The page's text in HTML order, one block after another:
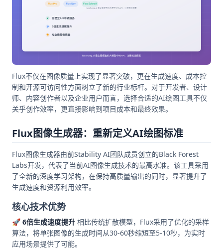
Flux不仅在图像质量上实现了显著突破，更在生成速度、成本控
制和开源可访问性方面树立了新的行业标杆。对于开发者、设计
师、内容创作者以及企业用户而言，选择合适的AI绘图工具不仅
关乎创作效率，更直接影响到项目成本和最终效果。
Flux图像生成器：重新定义AI绘图标准
Flux图像生成器由前Stability AI团队成员创立的Black Forest
Labs开发，代表了当前AI图像生成技术的最高水准。该工具采用
了全新的深度学习架构，在保持高质量输出的同时，显著提升了
生成速度和资源利用效率。
核心技术优势
🚀 6倍生成速度提升 相比传统扩散模型，Flux采用了优化的采样
算法，将单张图像的生成时间从30-60秒缩短至5-10秒，为实时
应用场景提供了可能。